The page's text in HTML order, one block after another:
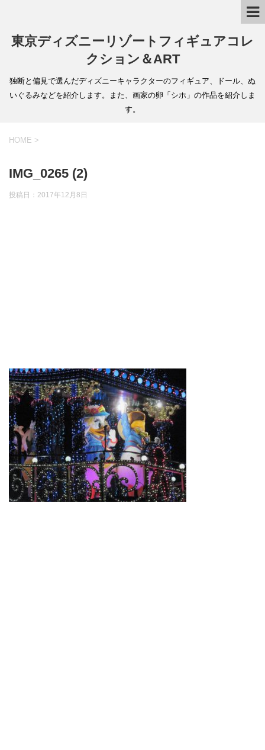
東京ディズニーリゾートフィギュアコレ
クション＆ART
独断と偏見で選んだディズニーキャラクターのフィギュア、ドール、ぬ
いぐるみなどを紹介します。また、画家の卵「シホ」の作品を紹介しま
す。
HOME >
IMG_0265 (2)
投稿日： 2017年12月8日